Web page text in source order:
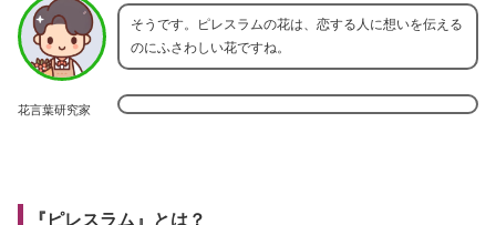
花言葉研究家
そうです。ピレスラムの花は、恋する人に想いを伝える
のにふさわしい花ですね。
『ピレスラム』とは？